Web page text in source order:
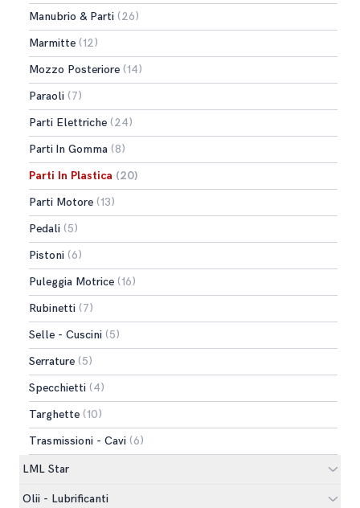
Manubrio & Parti (26)
Marmitte (12)
Mozzo Posteriore (14)
Paraoli (7)
Parti Elettriche (24)
Parti In Gomma (8)
Parti In Plastica (20)
Parti Motore (13)
Pedali (5)
Pistoni (6)
Puleggia Motrice (16)
Rubinetti (7)
Selle - Cuscini (5)
Serrature (5)
Specchietti (4)
Targhette (10)
Trasmissioni - Cavi (6)
LML Star
Olii - Lubrificanti